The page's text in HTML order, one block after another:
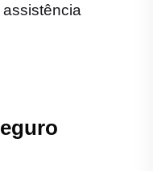
assistência